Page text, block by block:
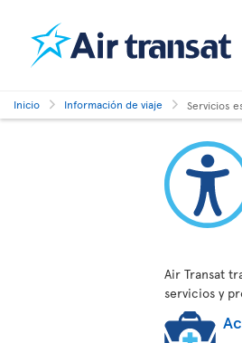
Inicio Información de viaje Servicios
Air Transat
servicios y